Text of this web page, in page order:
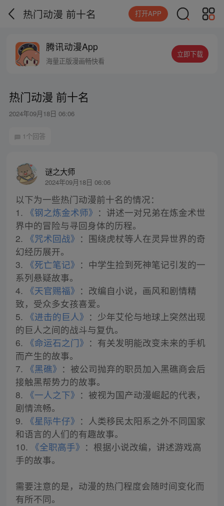
热门动漫 前十名 打开APP
腾讯动漫App
海量正版漫画畅快看
立即下载
热门动漫 前十名
2024年09月18日 06:06
1个回答
谜之大师
2024年09月18日 06:06
以下为一些热门动漫前十名的情况：
1. 《钢之炼金术师》 ：讲述一对兄弟在炼金术世
界中的冒险与寻回身体的历程。
2. 《咒术回战》 ：围绕虎杖等人在灵异世界的奇
幻经历展开。
3. 《死亡笔记》 ：中学生捡到死神笔记引发的一
系列悬疑故事。
4. 《天官赐福》 ：改编自小说，画风和剧情精
致，受众多女孩喜爱。
5. 《进击的巨人》 ：少年艾伦与地球上突然出现
的巨人之间的战斗与复仇。
6. 《命运石之门》 ：有关发明能改变未来的手机
而产生的故事。
7. 《黑礁》 ：被公司抛弃的职员加入黑礁商会后
接触黑帮势力的故事。
8. 《一人之下》 ：被视为国产动漫崛起的代表，
剧情流畅。
9. 《星际牛仔》 ：人类移民太阳系之外不同国家
和语言的人们的有趣故事。
10. 《全职高手》 ：根据小说改编，讲述游戏高
手的故事。
需要注意的是，动漫的热门程度会随时间变化而
有所不同。